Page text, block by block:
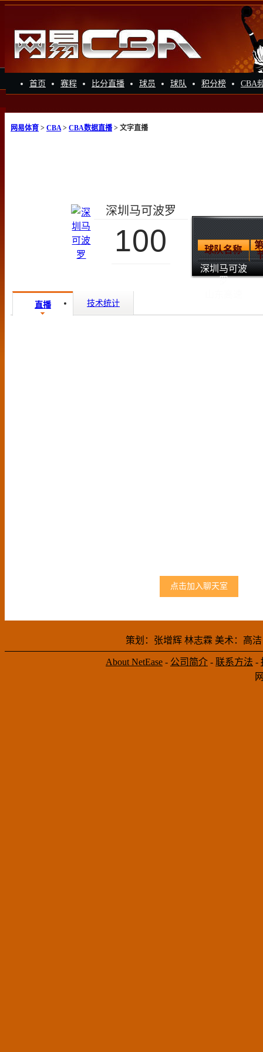
首页 赛程 比分直播 球员 球队 积分榜 CBA
网易体育 > CBA> CBA数据直播> 文字直播
深圳马可波罗
100 球队名称
深圳马可波
罗
直播 技术统计
点击加入聊天室
策划：张增辉 林志霖 美术：高
About NetEase - 公司简介 - 联系方法 -